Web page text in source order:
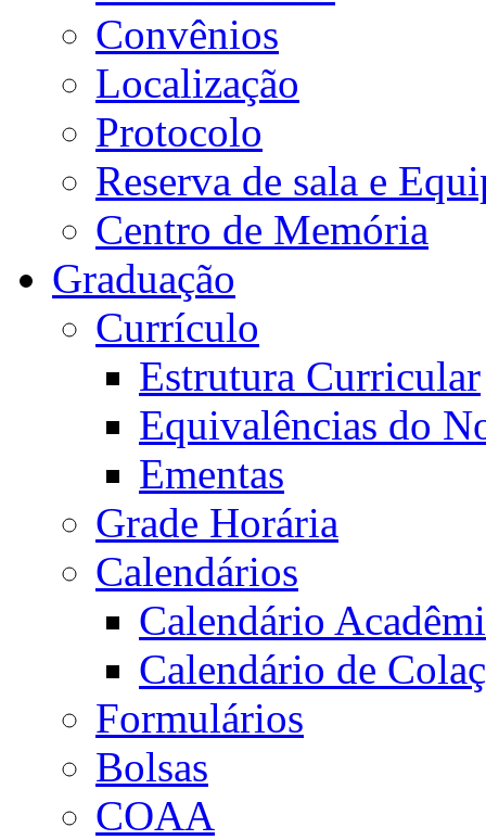
Convênios
Localização
Protocolo
Reserva de sala e
Centro de Memória
Graduação
Currículo
Estrutura Curricular
Equivalências do
Ementas
Grade Horária
Calendários
Calendário
Calendário de
Formulários
Bolsas
COAA